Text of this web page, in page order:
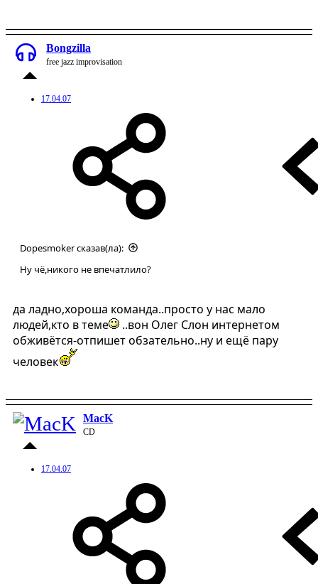
Bongzilla
free jazz improvisation
17.04.07
Dopesmoker сказав(ла):
Ну чё,никого не впечатлило?
да ладно,хороша команда..просто у нас мало
людей,кто в теме
..вон Олег Слон интернетом
обживётся-отпишет обзательно..ну и ещё пару
человек
MacK
CD
17.04.07